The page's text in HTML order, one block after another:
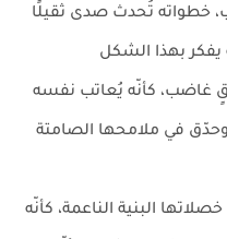
خطواته تُحدث صدى ثقيلًا
بهذا الشكل
غاضب، كأنّه يُعاتب نفسه
في ملامحها الصامتة
البنية الناعمة، كأنّه